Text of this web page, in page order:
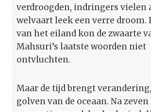
verdroogden, indringers vielen
welvaart leek een verre droom.
van het eiland kon de zwaarte
Mahsuri’s laatste woorden niet
ontvluchten.
Maar de tijd brengt
golven van de oceaan. Na